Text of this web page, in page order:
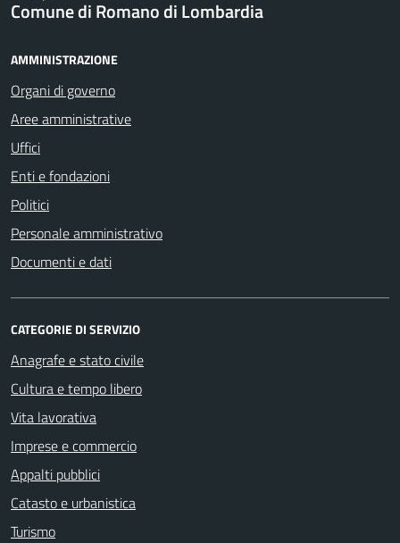
Comune di Romano di Lombardia
AMMINISTRAZIONE
Organi di governo
Aree amministrative
Uffici
Enti e fondazioni
Politici
Personale amministrativo
Documenti e dati
CATEGORIE DI SERVIZIO
Anagrafe e stato civile
Cultura e tempo libero
Vita lavorativa
Imprese e commercio
Appalti pubblici
Catasto e urbanistica
Turismo